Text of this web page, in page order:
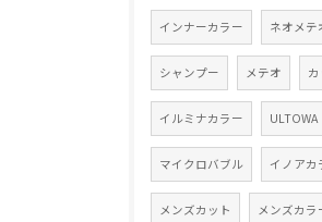
インナーカラー ネオメテ
シャンプー メテオ
イルミナカラー ULTOWA
マイクロバブル イノアカ
メンズカット メンズカラ